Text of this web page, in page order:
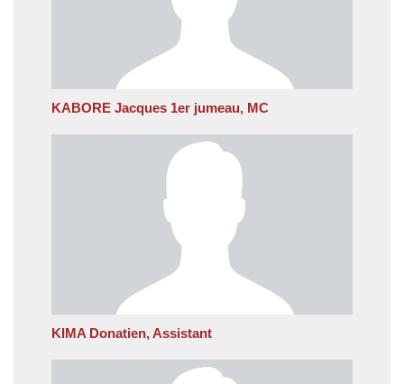
KABORE Jacques 1er jumeau, MC
KIMA Donatien, Assistant